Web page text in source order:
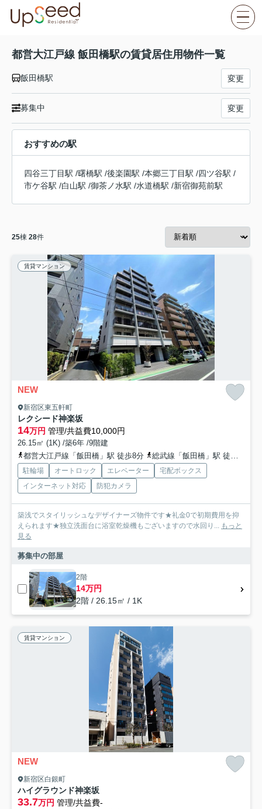
都営大江戸線 飯田橋駅の賃貸居住用物件一覧
飯田橋駅 変更
募集中 変更
おすすめの駅
四谷三丁目駅 /曙橋駅 /後楽園駅 /本郷三丁目駅 /四ツ谷駅 /
市ケ谷駅 /白山駅 /御茶ノ水駅 /水道橋駅 /新宿御苑前駅
25棟 28件
賃貸マンション
NEW
新宿区東五軒町
レクシード神楽坂
14万円 管理/共益費10,000円
26.15㎡ (1K) /築6年 /9階建
都営大江戸線「飯田橋」駅 徒歩8分
総武線「飯田橋」駅 徒歩8分
駐輪場 オートロック エレベーター
宅配ボックス
インターネット対応
防犯カメラ
築浅でスタイリッシュなデザイナーズ物件です★礼金0で初期費用を抑
えられます★独立洗面台に浴室乾燥機もございますので水回り...
もっと
見る
募集中の部屋
2階
14万円
2階 / 26.15㎡ / 1K
賃貸マンション
NEW
新宿区白銀町
ハイグラウンド神楽坂
33.7万円 管理/共益費-